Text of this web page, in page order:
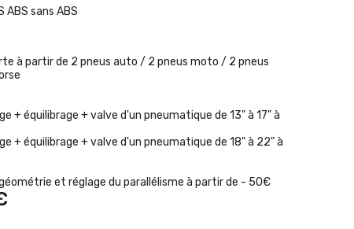
ABS sans ABS
à partir de 2 pneus auto / 2 pneus moto / 2 pneus
+ équilibrage + valve d'un pneumatique de 13" à 17" à
+ équilibrage + valve d'un pneumatique de 18" à 22" à
et réglage du parallélisme à partir de - 50€